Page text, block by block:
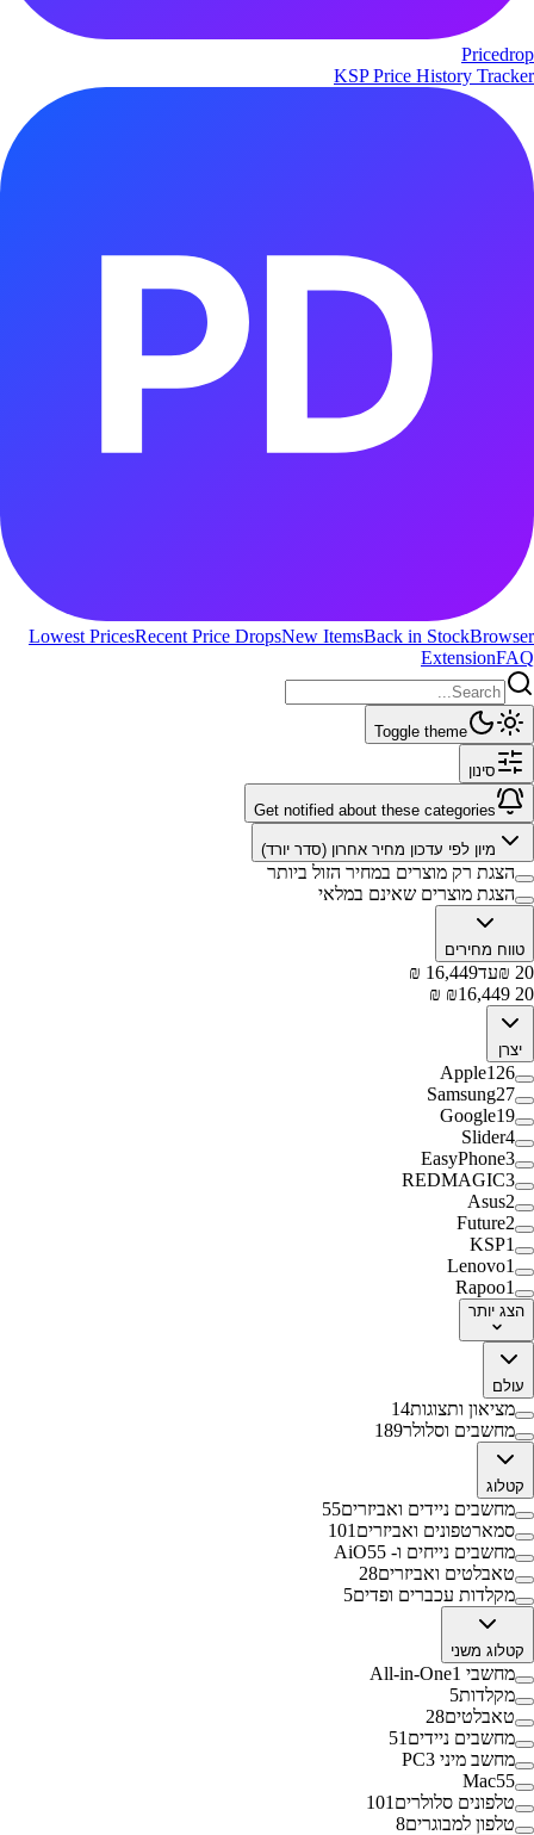
Pricedrop
KSP Price History Tracker
Lowest PricesRecent Price DropsNew ItemsBack in StockBrowser
ExtensionFAQ
Toggle theme
סינון
Get notified about these categories
מיון לפי עדכון מחיר אחרון (סדר יורד)
הצגת רק מוצרים במחיר הזול ביותר
הצגת מוצרים שאינם במלאי
טווח מחירים
20
₪עד16,449
₪
20
16,449
₪
יצרן
Apple126
Samsung27
Google19
Slider4
EasyPhone3
REDMAGIC3
Asus2
Future2
KSP1
Lenovo1
Rapoo1
הצג יותר
עולם
מציאון ותצוגות14
מחשבים וסלולר189
קטלוג
מחשבים ניידים ואביזרים55
סמארטפונים ואביזרים 101
מחשבים נייחים ו- AiO 55
טאבלטים ואביזרים28
מקלדות עכברים ופדים5
קטלוג משני
מחשבי All-in-One 1
מקלדות5
טאבלטים28
מחשבים ניידים 51
מחשב מיני PC 3
Mac55
טלפונים סלולרים 101
טלפון למבוגרים8